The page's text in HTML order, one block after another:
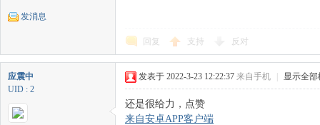
发消息
回复 支持 反对
应震中
UID : 2
发表于 2022-3-23 12:22:37 来自手机 显示全部
还是很给力，点赞
来自安卓APP客户端